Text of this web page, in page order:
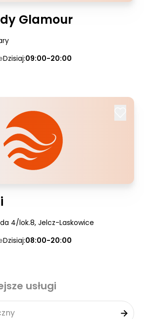
Glamour
Dzisiaj:09:00-20:00
4/lok.8, Jelcz-Laskowice
Dzisiaj:08:00-20:00
usługi